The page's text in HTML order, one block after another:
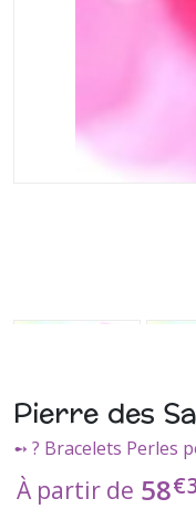
Pierre des
➻ ? Bracelets Perles
À partir de 58€